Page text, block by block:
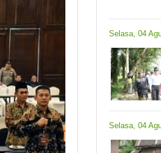
Selasa, 04
Selasa, 04